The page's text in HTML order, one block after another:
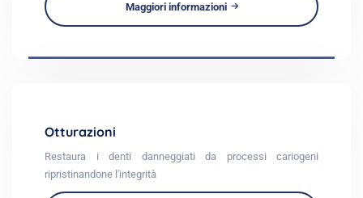
Maggiori informazioni
Otturazioni
Restaura i denti danneggiati da processi cariogeni
ripristinandone l'integrità